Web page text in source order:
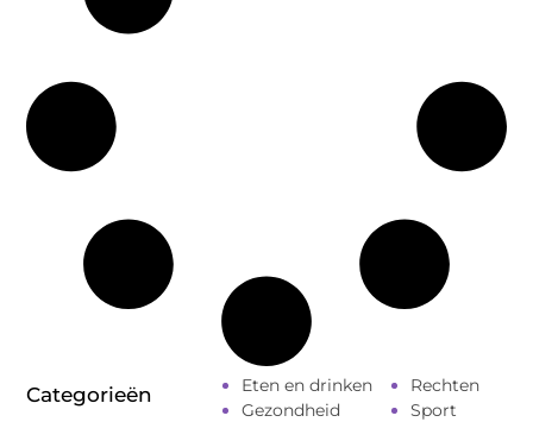
Categorieën
Eten en drinken
Gezondheid
Rechten
Sport